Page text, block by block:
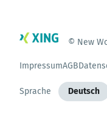
© New
ImpressumAGB
Sprache Deutsch